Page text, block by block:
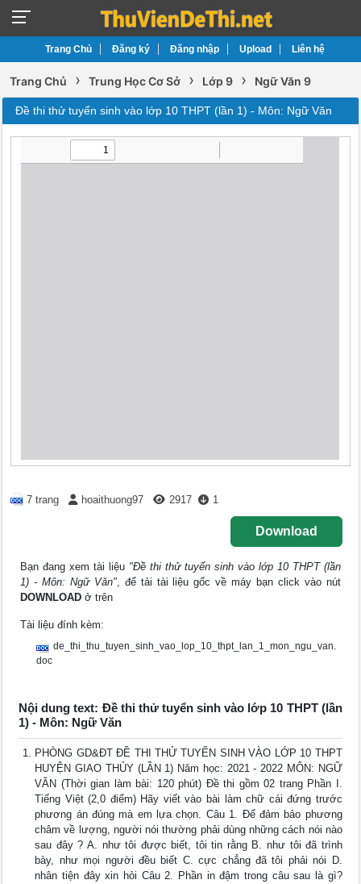
Trang Chủ Đăng ký Đăng nhập Upload Liên hệ
Trang Chủ › Trung Học Cơ Sở › Lớp 9 › Ngữ Văn 9
Đề thi thử tuyển sinh vào lớp 10 THPT (lần 1) - Môn: Ngữ Văn
7 trang hoaithuong97 2917 1
Download
Bạn đang xem tài liệu "Đề thi thử tuyển sinh vào lớp 10 THPT (lần
1) - Môn: Ngữ Văn", để tải tài liệu gốc về máy bạn click vào nút
DOWNLOAD ở trên
Tài liệu đính kèm:
de_thi_thu_tuyen_sinh_vao_lop_10_thpt_lan_1_mon_ngu_van.
doc
Nội dung text: Đề thi thử tuyển sinh vào lớp 10 THPT (lần
1) - Môn: Ngữ Văn
PHÒNG GD&ĐT ĐỀ THI THỬ TUYỂN SINH VÀO LỚP 10 THPT
HUYỆN GIAO THỦY (LẦN 1) Năm học: 2021 - 2022 MÔN: NGỮ
VĂN (Thời gian làm bài: 120 phút) Đề thi gồm 02 trang Phần I.
Tiếng Việt (2,0 điểm) Hãy viết vào bài làm chữ cái đứng trước
phương án đúng mà em lựa chọn. Câu 1. Để đảm bảo phương
châm về lượng, người nói thường phải dùng những cách nói nào
sau đây ? A. như tôi được biết, tôi tin rằng B. như tôi đã trình
bày, như mọi người đều biết C. cực chẳng đã tôi phải nói D.
nhân tiện đây xin hỏi Câu 2. Phần in đậm trong câu sau là gì?